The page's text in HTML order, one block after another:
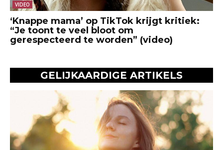
VIDEO
‘Knappe mama’ op TikTok krijgt kritiek:
“Je toont te veel bloot om
gerespecteerd te worden” (video)
GELIJKAARDIGE ARTIKELS